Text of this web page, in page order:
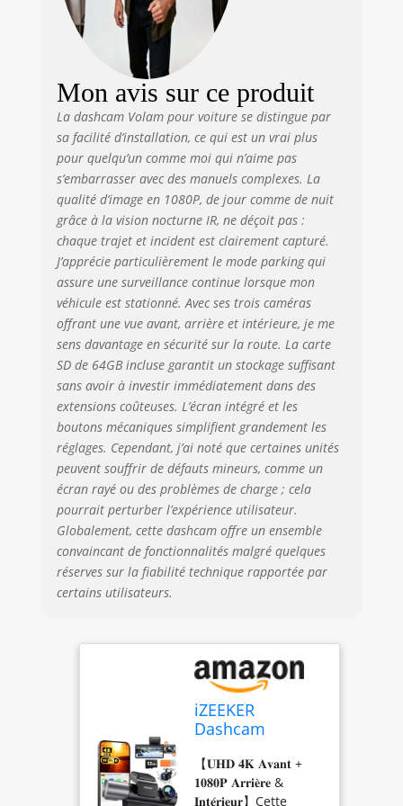
famille, les
chauffeurs VTC et les
capture clairement
chaque instant, de
jour comme de nuit.
【𝐕𝐢𝐬𝐢𝐨𝐧 𝐍𝐨𝐜𝐭𝐮𝐫𝐧𝐞
𝐒𝐮𝐩𝐞𝐫 𝐒𝐭𝐚𝐫𝐥𝐢𝐠𝐡𝐭】Des
capteurs avancés
pour faible
luminosité et des
objectifs à grande
ouverture
permettent d’obtenir
des images claires,
même dans des
environnements
sombres : 4K à
l’avant avec une
ouverture F1.6,
1080P à l’arrière avec
F1.8 et 1080P dans
l’habitacle avec F1.6.
Les technologies
HDR et WDR
optimisent le
contraste et les
détails pour mieux
distinguer les
véhicules, les
【𝐒𝐮𝐫𝐯𝐞𝐢𝐥𝐥𝐚𝐧𝐜𝐞 𝟐𝟒 𝐇 &
𝐆-𝐒𝐞𝐧𝐬𝐨𝐫】Surveillez
votre véhicule même
lorsqu’il est
stationné grâce au
heures et au G-
Sensor intégré. Les
mouvements ou les
Mon avis sur ce produit
La dashcam Volam pour voiture se distingue par
sa facilité d’installation, ce qui est un vrai plus
pour quelqu’un comme moi qui n’aime pas
s’embarrasser avec des manuels complexes. La
qualité d’image en 1080P, de jour comme de nuit
grâce à la vision nocturne IR, ne déçoit pas :
chaque trajet et incident est clairement capturé.
J’apprécie particulièrement le mode parking qui
assure une surveillance continue lorsque mon
véhicule est stationné. Avec ses trois caméras
offrant une vue avant, arrière et intérieure, je me
sens davantage en sécurité sur la route. La carte
SD de 64GB incluse garantit un stockage suffisant
sans avoir à investir immédiatement dans des
extensions coûteuses. L’écran intégré et les
boutons mécaniques simplifient grandement les
réglages. Cependant, j’ai noté que certaines unités
peuvent souffrir de défauts mineurs, comme un
écran rayé ou des problèmes de charge ; cela
pourrait perturber l’expérience utilisateur.
Globalement, cette dashcam offre un ensemble
convaincant de fonctionnalités malgré quelques
réserves sur la fiabilité technique rapportée par
certains utilisateurs.
iZEEKER
Dashcam
4K avec Carte SD
32 Go,
【𝐔𝐇𝐃 𝟒𝐊 𝐀𝐯𝐚𝐧𝐭 +
𝟏𝟎𝟖𝟎𝐏 𝐀𝐫𝐫𝐢𝐞̀𝐫𝐞 &
𝐈𝐧𝐭𝐞́𝐫𝐢𝐞𝐮𝐫】Cette